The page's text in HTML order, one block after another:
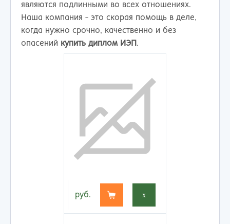
являются подлинными во всех отношениях.
Наша компания - это скорая помощь в деле,
когда нужно срочно, качественно и без
опасений купить диплом ИЭП .
руб. x